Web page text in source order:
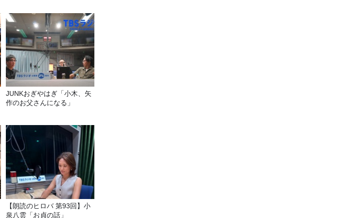
JUNKおぎやはぎ「小木、矢
作のお父さんになる」
【朗読のヒロバ 第93回】小
泉八雲「お貞の話」